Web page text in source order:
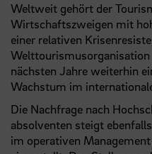
Weltweit gehört der
Wirtschaftszweigen mit
einer relativen
nächsten Jahre weiterhin
Wachstum im
Die Nachfrage nach
absolventen steigt
im operativen